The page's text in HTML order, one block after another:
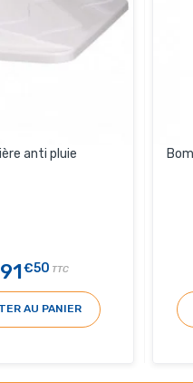
anti pluie
€50 TTC
AU PANIER